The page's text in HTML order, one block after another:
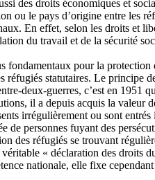
des droits économiques et
ou le pays d’origine entre les
En effet, selon les droits et
du travail et de la sécurité
pour la
statutaires. Le
deux-guerres, c’est en
il a depuis acquis la
irrégulièrement ou sont
de personnes fuyant des
des réfugiés se trouvant
« déclaration des droits
nationale, elle fixe